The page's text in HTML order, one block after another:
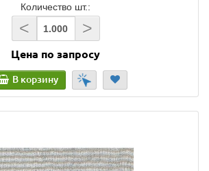
Количество шт.:
< >
Цена по запросу
В корзину